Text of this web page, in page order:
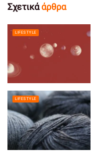
Σχετικάάρθρα
LIFESTYLE
LIFESTYLE